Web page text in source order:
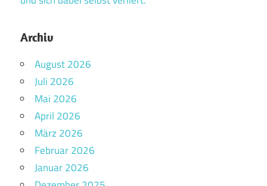
Archiv
August 2026
Juli 2026
Mai 2026
April 2026
März 2026
Februar 2026
Januar 2026